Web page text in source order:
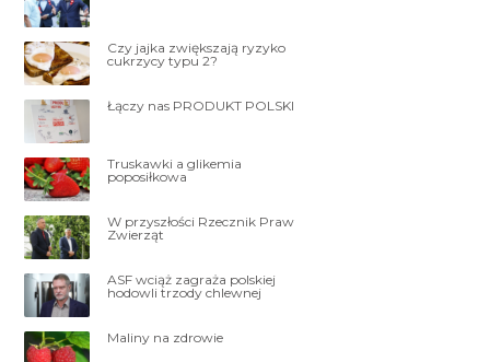
Czy jajka zwiększają ryzyko
cukrzycy typu 2?
Łączy nas PRODUKT POLSKI
Truskawki a glikemia
poposiłkowa
W przyszłości Rzecznik Praw
Zwierząt
ASF wciąż zagraża polskiej
hodowli trzody chlewnej
Maliny na zdrowie